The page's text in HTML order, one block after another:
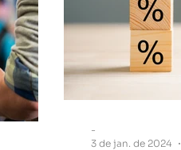
-
3 de jan. de 2024